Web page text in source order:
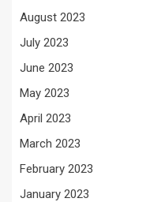
August 2023
July 2023
June 2023
May 2023
April 2023
March 2023
February 2023
January 2023